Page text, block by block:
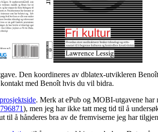
Den koordineres av dblatex-utvikleren
med Benoît hvis du vil bidra.
. Merk at ePub og MOBI-utgavene har
), men jeg har ikke tatt meg tid til å
til å hånderes bra av de fremviserne jeg har